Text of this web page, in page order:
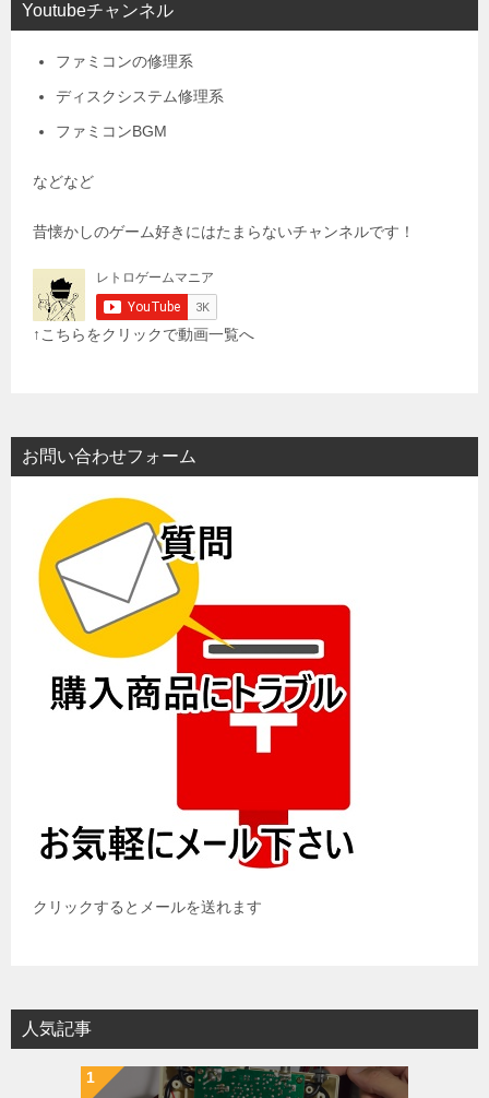
Youtubeチャンネル
ファミコンの修理系
ディスクシステム修理系
ファミコンBGM
などなど
昔懐かしのゲーム好きにはたまらないチャンネルです！
↑こちらをクリックで動画一覧へ
お問い合わせフォーム
クリックするとメールを送れます
人気記事